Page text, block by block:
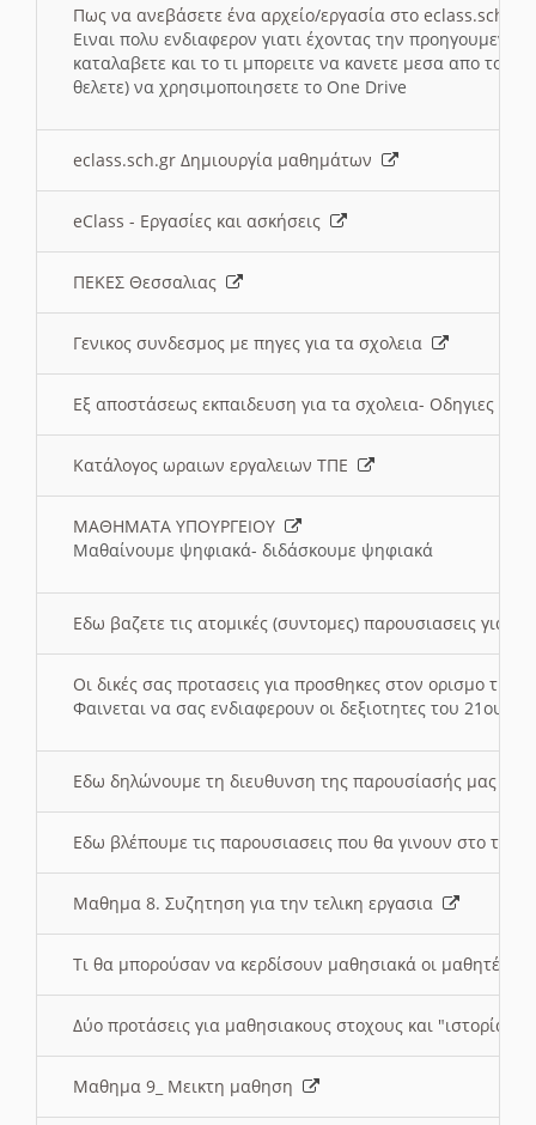
Πως να ανεβάσετε ένα αρχείο/εργασία στο eclass.sch.gr
Ειναι πολυ ενδιαφερον γιατι έχοντας την
καταλαβετε και το τι μπορειτε να κανετε μεσα απο το
θελετε) να χρησιμοποιησετε το One Drive
eclass.sch.gr Δημιουργία μαθημάτων
eClass - Εργασίες και ασκήσεις
ΠΕΚΕΣ Θεσσαλιας
Γενικος συνδεσμος με πηγες για τα σχολεια
Εξ αποστάσεως εκπαιδευση για τα σχολεια- Οδηγιες
Κατάλογος ωραιων εργαλειων ΤΠΕ
ΜΑΘΗΜΑΤΑ ΥΠΟΥΡΓΕΙΟΥ
Μαθαίνουμε ψηφιακά- διδάσκουμε ψηφιακά
Εδω βαζετε τις ατομικές (συντομες) παρουσιασεις για
Οι δικές σας προτασεις για προσθηκες στον ορισμο
Φαινεται να σας ενδιαφερουν οι δεξιοτητες του 21ου
Εδω δηλώνουμε τη διευθυνση της παρουσίασής μας
Εδω βλέπουμε τις παρουσιασεις που θα γινουν στο
Μαθημα 8. Συζητηση για την τελικη εργασια
Τι θα μπορούσαν να κερδίσουν μαθησιακά οι μαθητές/
Δύο προτάσεις για μαθησιακους στοχους και "ιστορία"
Μαθημα 9_ Μεικτη μαθηση